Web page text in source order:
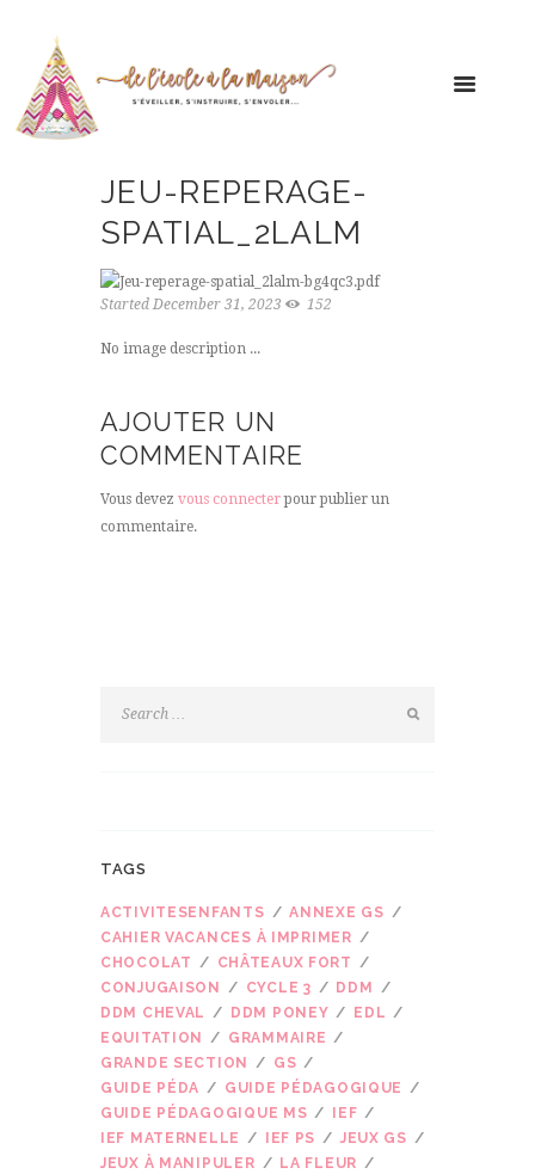
JEU-REPERAGE-
SPATIAL_2LALM
Started December 31, 2023 152
No image description ...
AJOUTER UN
COMMENTAIRE
Vous devez vous connecterpour publier un
commentaire.
TAGS
ACTIVITESENFANTS
ANNEXE GS
CAHIER VACANCES À IMPRIMER
CHOCOLAT
CHÂTEAUX FORT
CONJUGAISON
CYCLE 3
DDM
DDM CHEVAL
DDM PONEY
EDL
EQUITATION
GRAMMAIRE
GRANDE SECTION
GS
GUIDE PÉDA
GUIDE PÉDAGOGIQUE
GUIDE PÉDAGOGIQUE MS
IEF
IEF MATERNELLE
IEF PS
JEUX GS
JEUX À MANIPULER
LA FLEUR